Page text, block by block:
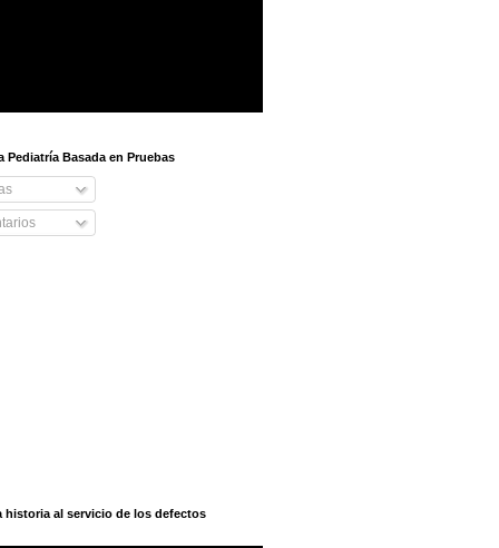
Pediatría Basada en Pruebas
historia al servicio de los defectos